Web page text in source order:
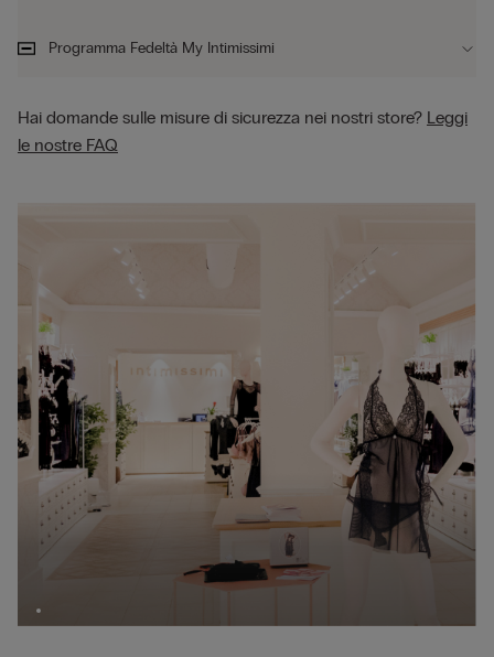
Programma Fedeltà My Intimissimi
Hai domande sulle misure di sicurezza nei nostri store? Leggi
le nostre FAQ